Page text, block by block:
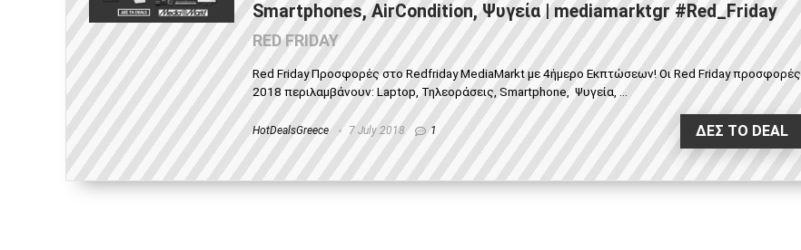
Smartphones, AirCondition, Ψυγεία | mediamarktgr #Red_Friday
RED FRIDAY
Red Friday Προσφορές στο Redfriday MediaMarkt με 4ήμερο Εκπτώσεων! Οι Red Friday προσφορές
2018 περιλαμβάνουν: Laptop, Τηλεοράσεις, Smartphone, Ψυγεία, ...
HotDealsGreece 7 July 2018 1 ΔΕΣ ΤΟ DEAL